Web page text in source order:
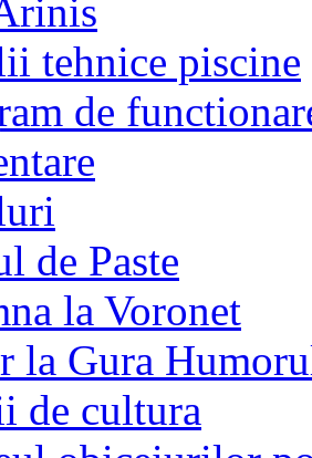
tehnice piscine
de
de Paste
la Voronet
la Gura
de cultura